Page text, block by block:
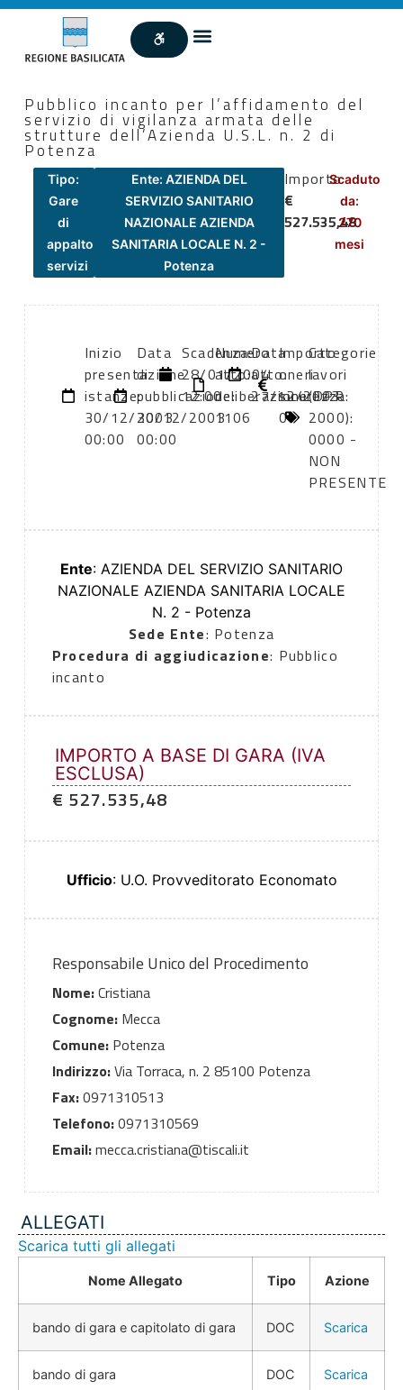
Pubblico incanto per l’affidamento del
servizio di vigilanza armata delle
strutture dell’Azienda U.S.L. n. 2 di
Potenza
Tipo:
Gare
di
appalto
servizi
Ente: AZIENDA DEL
SERVIZIO SANITARIO
NAZIONALE AZIENDA
SANITARIA LOCALE N. 2 -
Potenza
Importo
€
527.535,48
Scaduto
da:
270
mesi
Inizio
presentazione
istanze:
30/12/2003
00:00
Data
di
pubblicazione:
30/12/2003
00:00
Scadenza:
28/01/2004
12:00
Numero
atto:
deliberazione
1106
Data
atto:
27/12/2003
Importo
oneri
sicurezza:
0
Categorie
lavori
(DPR
2000):
0000 -
NON
PRESENTE
Ente: AZIENDA DEL SERVIZIO SANITARIO
NAZIONALE AZIENDA SANITARIA LOCALE
N. 2 - Potenza
Sede Ente: Potenza
Procedura di aggiudicazione: Pubblico
incanto
IMPORTO A BASE DI GARA (IVA
ESCLUSA)
€ 527.535,48
Ufficio: U.O. Provveditorato Economato
Responsabile Unico del Procedimento
Nome:Cristiana
Cognome:Mecca
Comune:Potenza
Indirizzo:Via Torraca, n. 2 85100 Potenza
Fax:0971310513
Telefono:0971310569
Email:mecca.cristiana@tiscali.it
ALLEGATI
Scarica tutti gli allegati
Nome Allegato Tipo Azione
bando di gara e capitolato di gara DOC Scarica
bando di gara DOC Scarica